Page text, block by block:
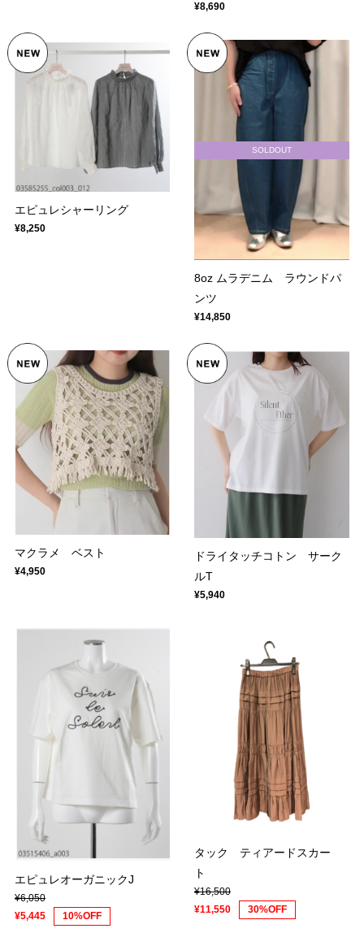
¥8,690
エピュレシャーリング
¥8,250
SOLDOUT
8oz ムラデニム ラウンドパ
ンツ
¥14,850
マクラメ ベスト
¥4,950
ドライタッチコトン サーク
ルT
¥5,940
エピュレオーガニックJ
¥6,050
¥5,445
10%OFF
タック ティアードスカー
ト
¥16,500
¥11,550
30%OFF